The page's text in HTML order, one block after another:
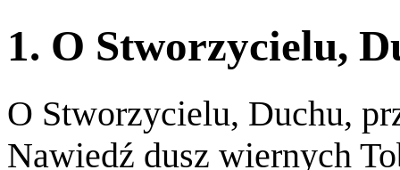
1. O Stworzycielu,
O Stworzycielu, Duchu,
Nawiedź dusz wiernych